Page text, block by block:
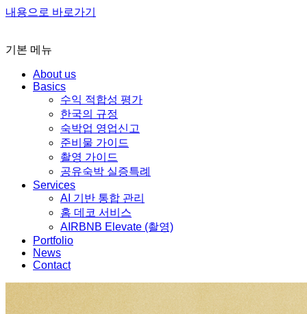
내용으로 바로가기
기본 메뉴
About us
Basics
수익 적합성 평가
한국의 규정
숙박업 영업신고
준비물 가이드
촬영 가이드
공유숙박 실증특례
Services
AI 기반 통합 관리
홈 데코 서비스
AIRBNB Elevate (촬영)
Portfolio
News
Contact